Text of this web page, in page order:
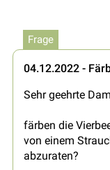
Frage
04.12.2022 -
Sehr geehrte
färben die
von einem
abzuraten?